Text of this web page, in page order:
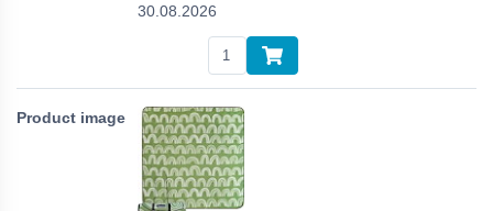
30.08.2026